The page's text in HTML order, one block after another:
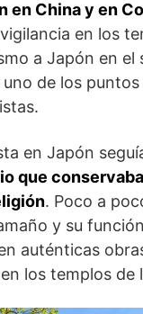
en China y en
en los
a Japón en el
de los
en Japón
que
. Poco a
y su
auténticas
los templos de